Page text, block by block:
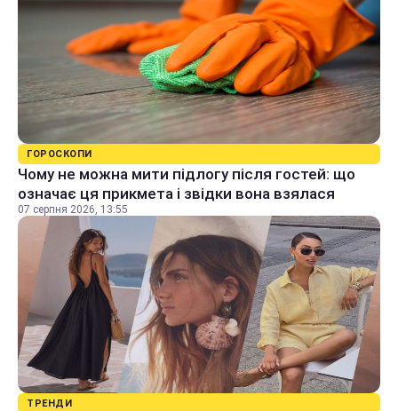
ГОРОСКОПИ
Чому не можна мити підлогу після гостей: що
означає ця прикмета і звідки вона взялася
07 серпня 2026, 13:55
ТРЕНДИ